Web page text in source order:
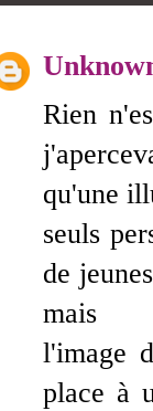
Rien
qu'une
seuls
de
mais
l'image
place à